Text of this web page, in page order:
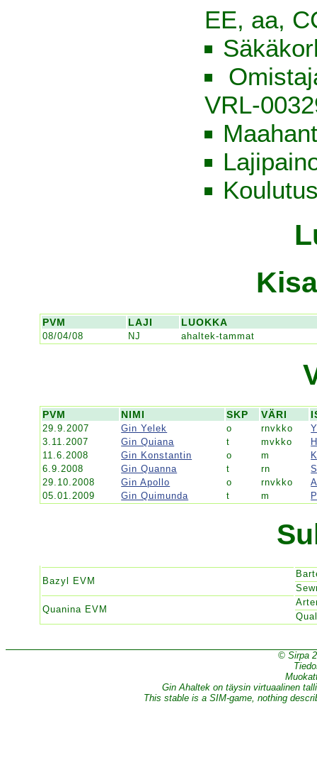
EE, aa,
VRL-
PVM LAJI LUOKKA
08/04/08 NJ ahaltek-tammat
PVM NIMI SKP VÄRI
29.9.2007 Gin Yelek o rnvkko
3.11.2007
Gin Quiana t mvkko
11.6.2008
Gin Konstantin o m
6.9.2008
Gin Quanna t rn
29.10.2008
Gin Apollo o rnvkko
05.01.2009
Gin Quimunda t m
Bazyl EVM
Quanina EVM
© Sirpa
Gin Ahaltek on täysin virtuaalinen
This stable is a SIM-game, nothing